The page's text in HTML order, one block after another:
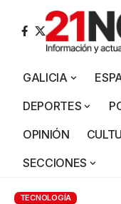
GALICIA
DEPORTES
OPINIÓN
SECCIONES
TECNOLOGÍA